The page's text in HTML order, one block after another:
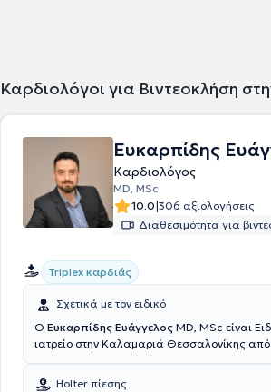
Καρδιολόγοι για Βιντεοκλήση
Ευκαρπίδης
Καρδιολόγος
MD, MSc
10.0|306 αξιολογήσεις
Διαθεσιμότητα για
Triplex καρδιάς
Σχετικά με τον ειδικό
Ο Ευκαρπίδης Ευάγγελος MD, MSc είναι
ιατρείο στην Καλαμαριά Θεσσαλονίκης από
μεταπτυχιακού διπλώματος στην Ιατρική
Holter πίεσης